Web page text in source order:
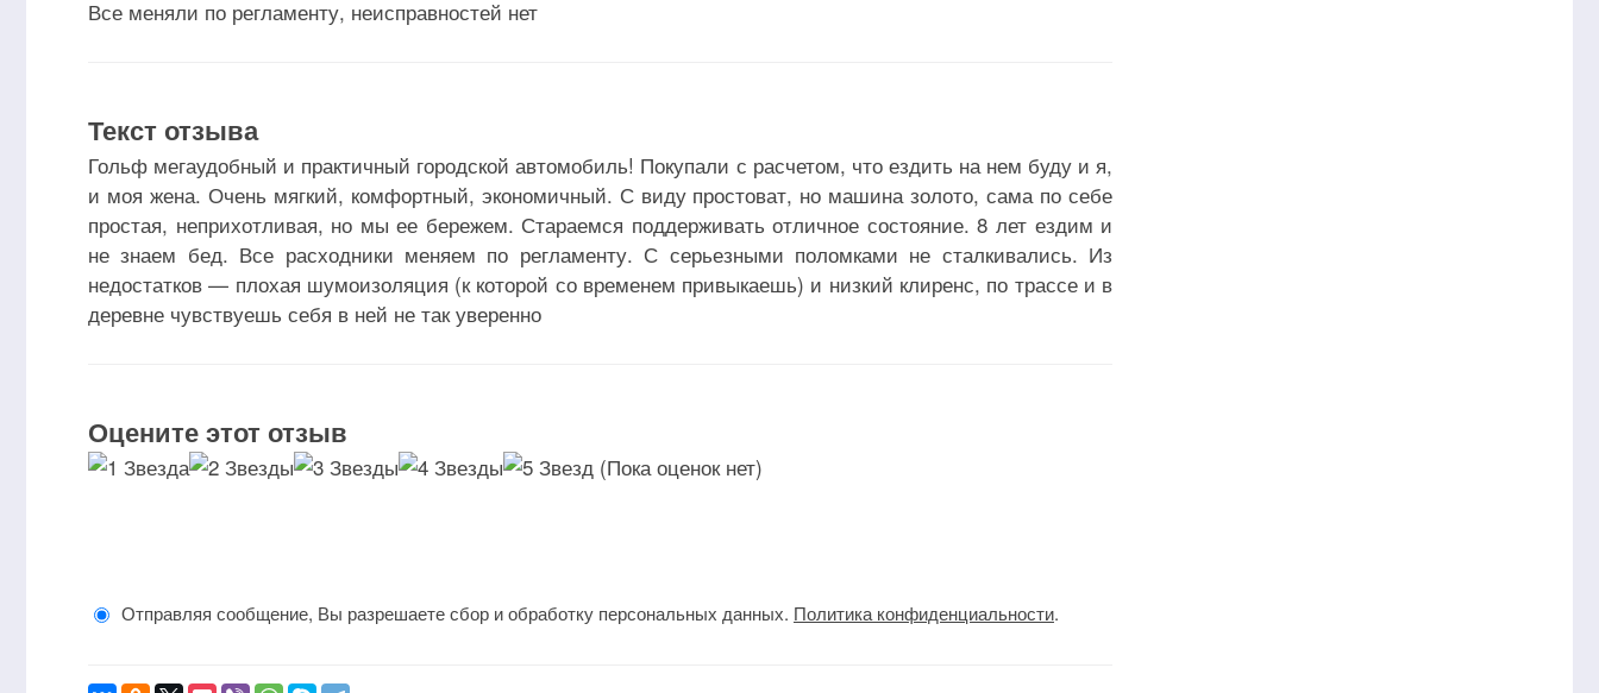
Все меняли по регламенту, неисправностей нет
Текст отзыва
Гольф мегаудобный и практичный городской автомобиль! Покупали с расчетом, что ездить на нем буду и я,
и моя жена. Очень мягкий, комфортный, экономичный. С виду простоват, но машина золото, сама по себе
простая, неприхотливая, но мы ее бережем. Стараемся поддерживать отличное состояние. 8 лет ездим и
не знаем бед. Все расходники меняем по регламенту. С серьезными поломками не сталкивались. Из
недостатков — плохая шумоизоляция (к которой со временем привыкаешь) и низкий клиренс, по трассе и в
деревне чувствуешь себя в ней не так уверенно
Оцените этот отзыв
(Пока оценок нет)
Отправляя сообщение, Вы разрешаете сбор и обработку персональных данных. Политика конфиденциальности.